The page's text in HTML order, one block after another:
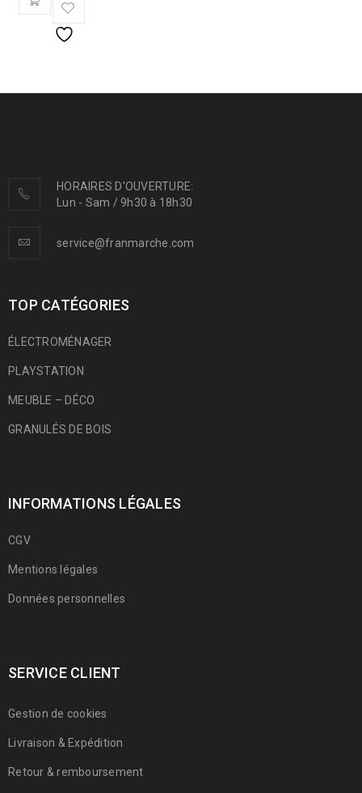
HORAIRES D'OUVERTURE:
Lun - Sam / 9h30 à 18h30
service@franmarche.com
TOP CATÉGORIES
ÉLECTROMÉNAGER
PLAYSTATION
MEUBLE – DÉCO
GRANULÉS DE BOIS
INFORMATIONS LÉGALES
CGV
Mentions légales
Données personnelles
SERVICE CLIENT
Gestion de cookies
Livraison & Expédition
Retour & remboursement